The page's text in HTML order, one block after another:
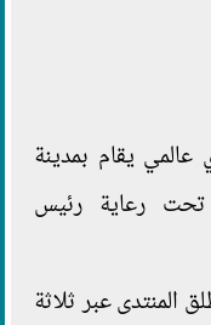
يقام بمدينة
رعاية رئيس
المنتدى عبر ثلاثة